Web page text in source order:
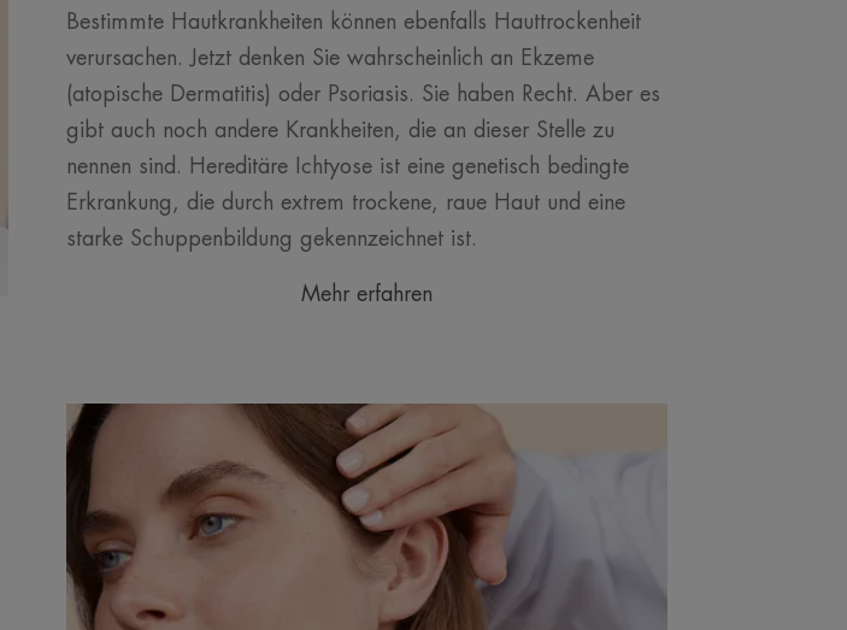
Bestimmte Hautkrankheiten können ebenfalls Hauttrockenheit
verursachen. Jetzt denken Sie wahrscheinlich an Ekzeme
(atopische Dermatitis) oder Psoriasis. Sie haben Recht. Aber es
gibt auch noch andere Krankheiten, die an dieser Stelle zu
nennen sind. Hereditäre Ichtyose ist eine genetisch bedingte
Erkrankung, die durch extrem trockene, raue Haut und eine
starke Schuppenbildung gekennzeichnet ist.
Mehr erfahren